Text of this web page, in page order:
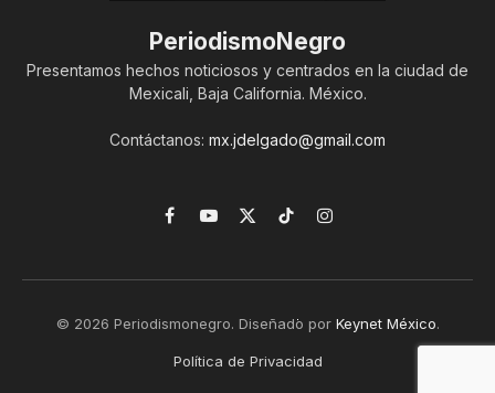
PeriodismoNegro
Presentamos hechos noticiosos y centrados en la ciudad de
Mexicali, Baja California. México.
Contáctanos: mx.jdelgado@gmail.com
Facebook
YouTube
X
TikTokInstagram
© 2026 Periodismonegro. Diseñado por Keynet México.
Política de Privacidad